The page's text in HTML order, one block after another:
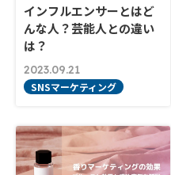
インフルエンサーとはど
んな人？芸能人との違い
は？
2023.09.21
SNSマーケティング